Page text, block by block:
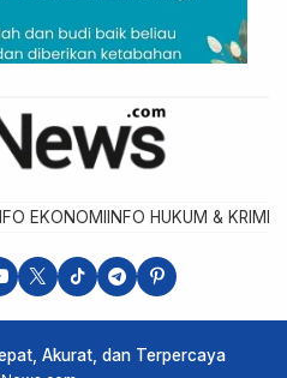
EKONOMI INFO HUKUM &
Akurat, dan Terpercaya